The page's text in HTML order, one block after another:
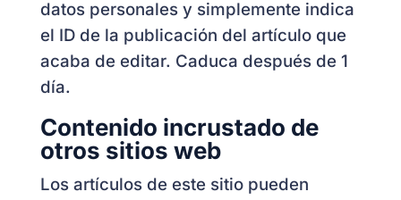
datos personales y simplemente indica
el ID de la publicación del artículo que
acaba de editar. Caduca después de 1
día.
Contenido incrustado de
otros sitios web
Los artículos de este sitio pueden